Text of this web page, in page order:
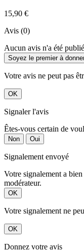
15,90 €
Avis (0)
Aucun avis n'a été
Soyez le premier à
Votre avis ne peut pas
OK
Signaler l'avis
Êtes-vous certain de
Non Oui
Signalement envoyé
Votre signalement a
modérateur.
OK
Votre signalement ne
OK
Donnez votre avis